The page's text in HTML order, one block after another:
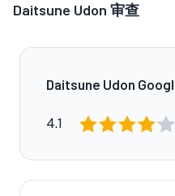
Daitsune Udon 审查
Daitsune Udon
4.1